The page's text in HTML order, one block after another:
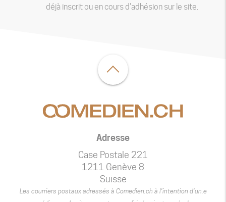
déjà inscrit ou en cours d'adhésion sur le site.
Adresse
Case Postale 221
1211 Genève 8
Suisse
Les courriers postaux adressés à Comedien.ch à l’intention d’un.e